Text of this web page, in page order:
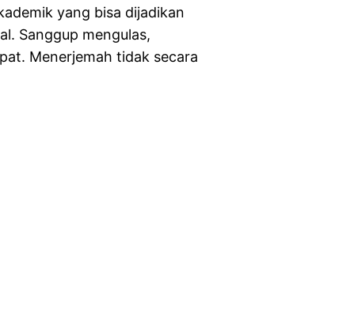
yang bisa dijadikan
Sanggup mengulas,
Menerjemah tidak secara